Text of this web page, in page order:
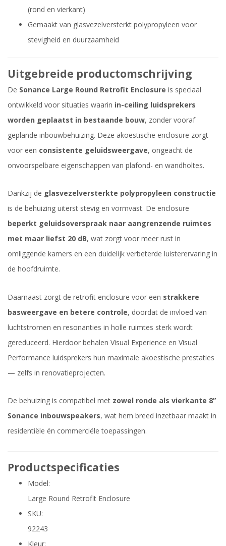
(rond en vierkant)
Gemaakt van glasvezelversterkt polypropyleen voor
stevigheid en duurzaamheid
Uitgebreide productomschrijving
De Sonance Large Round Retrofit Enclosure is speciaal
ontwikkeld voor situaties waarin in-ceiling luidsprekers
worden geplaatst in bestaande bouw, zonder vooraf
geplande inbouwbehuizing. Deze akoestische enclosure zorgt
voor een consistente geluidsweergave, ongeacht de
onvoorspelbare eigenschappen van plafond- en wandholtes.
Dankzij de glasvezelversterkte polypropyleen constructie
is de behuizing uiterst stevig en vormvast. De enclosure
beperkt geluidsoverspraak naar aangrenzende ruimtes
met maar liefst 20 dB, wat zorgt voor meer rust in
omliggende kamers en een duidelijk verbeterde luisterervaring in
de hoofdruimte.
Daarnaast zorgt de retrofit enclosure voor een strakkere
basweergave en betere controle, doordat de invloed van
luchtstromen en resonanties in holle ruimtes sterk wordt
gereduceerd. Hierdoor behalen Visual Experience en Visual
Performance luidsprekers hun maximale akoestische prestaties
— zelfs in renovatieprojecten.
De behuizing is compatibel met zowel ronde als vierkante 8”
Sonance inbouwspeakers, wat hem breed inzetbaar maakt in
residentiële én commerciële toepassingen.
Productspecificaties
Model:
Large Round Retrofit Enclosure
SKU:
92243
Kleur: